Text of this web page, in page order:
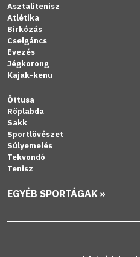
Asztalitenisz
Atlétika
Birkózás
Cselgáncs
Evezés
Jégkorong
Kajak-kenu
Öttusa
Röplabda
Sakk
Sportlövészet
Súlyemelés
Tekvondó
Tenisz
EGYÉB SPORTÁGAK »